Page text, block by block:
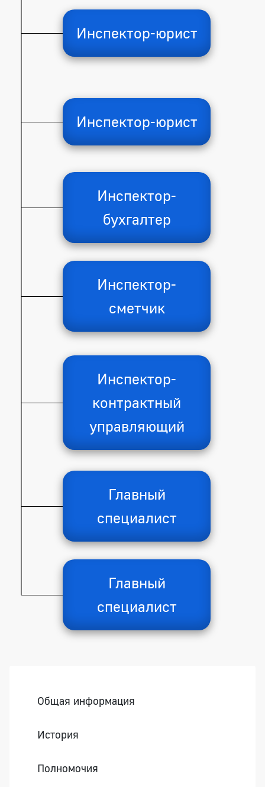
Инспектор-юрист
Инспектор-юрист
Инспектор-
бухгалтер
Инспектор-
сметчик
Инспектор-
контрактный
управляющий
Главный
специалист
Главный
специалист
Общая информация
История
Полномочия